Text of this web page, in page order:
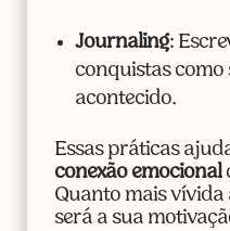
Journaling:
conquistas como
acontecido.
Essas práticas
conexão emocional
Quanto mais vívida
será a sua